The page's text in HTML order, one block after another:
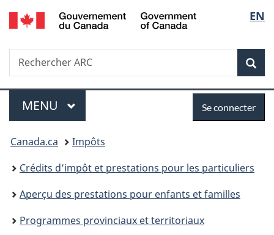
Passer
au
Passer
à
du
Passer
à
simplifiée
de
la
EN
Recherche
Rechercher
ARC
Menu
MENU PRINCIPAL
connecter
Se connecter
Vous
êtes
ici :
Canada.ca
Impôts
Crédits d’impôt et prestations pour les particuliers
Aperçu des prestations pour enfants et familles
Programmes provinciaux et territoriaux